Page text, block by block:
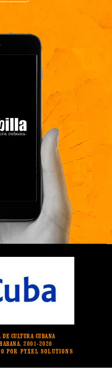
CULTURA CUBANA
2001-2026
POR PYXEL SOLUTIONS